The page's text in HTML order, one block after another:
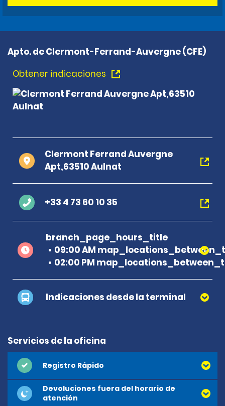
Apto. de Clermont-Ferrand-Auvergne (CFE)
Obtener indicaciones
Clermont Ferrand Auvergne
Apt,63510 Aulnat
+33 4 73 60 10 35
branch_page_hours_title
09:00 AM
02:00 PM
Indicaciones desde la terminal
Servicios de la oficina
Registro Rápido
Devoluciones fuera del horario de
atención